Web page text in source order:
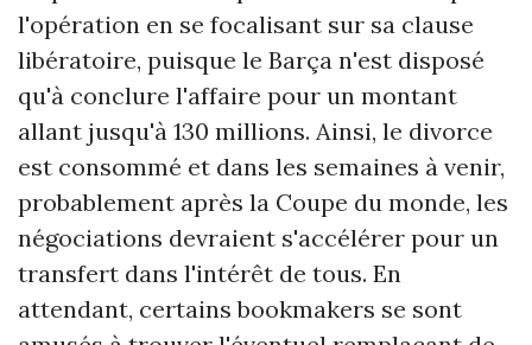
l'opération en se focalisant sur sa clause
libératoire, puisque le Barça n'est disposé
qu'à conclure l'affaire pour un montant
allant jusqu'à 130 millions. Ainsi, le divorce
est consommé et dans les semaines à venir,
probablement après la Coupe du monde, les
négociations devraient s'accélérer pour un
transfert dans l'intérêt de tous. En
attendant, certains bookmakers se sont